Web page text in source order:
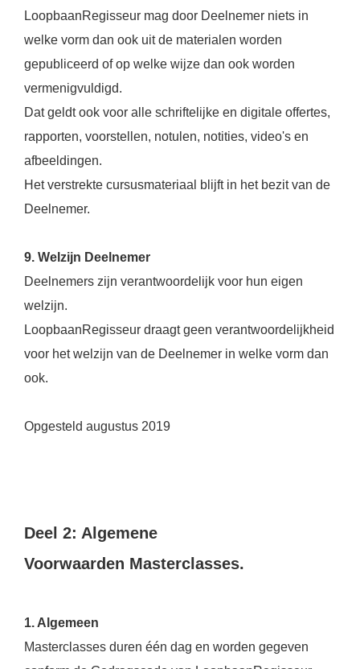
LoopbaanRegisseur mag door Deelnemer niets in
welke vorm dan ook uit de materialen worden
gepubliceerd of op welke wijze dan ook worden
vermenigvuldigd.
Dat geldt ook voor alle schriftelijke en digitale offertes,
rapporten, voorstellen, notulen, notities, video's en
afbeeldingen.
Het verstrekte cursusmateriaal blijft in het bezit van de
Deelnemer.
9. Welzijn Deelnemer
Deelnemers zijn verantwoordelijk voor hun eigen
welzijn.
LoopbaanRegisseur draagt geen verantwoordelijkheid
voor het welzijn van de Deelnemer in welke vorm dan
ook.
Opgesteld augustus 2019
Deel 2: Algemene
Voorwaarden Masterclasses.
1. Algemeen
Masterclasses duren één dag en worden gegeven